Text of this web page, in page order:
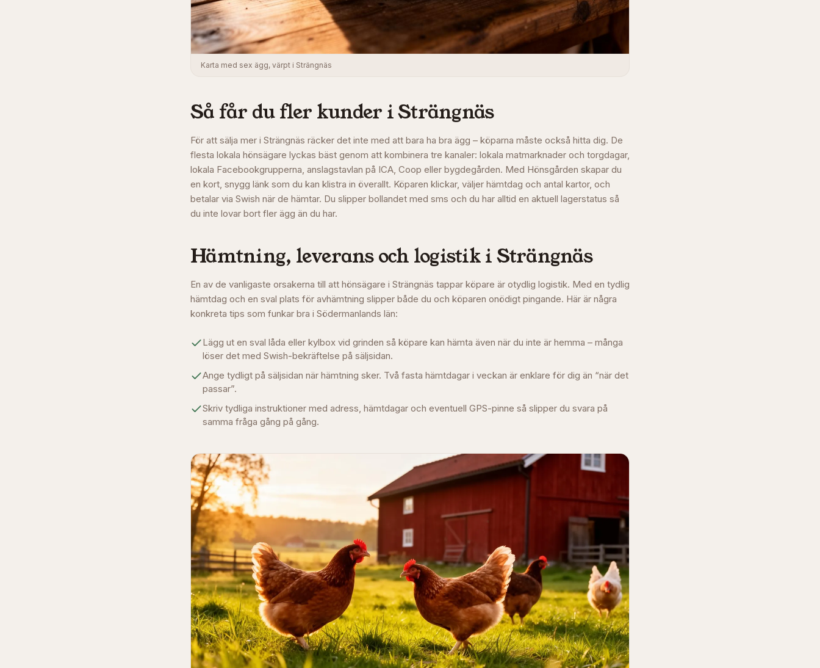
Karta med sex ägg, värpt i Strängnäs
Så får du fler kunder iSträngnäs
För att sälja mer i Strängnäs räcker det inte med att bara ha bra ägg – köparna måste också hitta dig. De
flesta lokala hönsägare lyckas bäst genom att kombinera tre kanaler: lokala matmarknader och torgdagar,
lokala Facebookgrupperna, anslagstavlan på ICA, Coop eller bygdegården. Med Hönsgården skapar du
en kort, snygg länk som du kan klistra in överallt. Köparen klickar, väljer hämtdag och antal kartor, och
betalar via Swish när de hämtar. Du slipper bollandet med sms och du har alltid en aktuell lagerstatus så
du inte lovar bort fler ägg än du har.
Hämtning, leverans och logistik iSträngnäs
En av de vanligaste orsakerna till att hönsägare i Strängnäs tappar köpare är otydlig logistik. Med en tydlig
hämtdag och en sval plats för avhämtning slipper både du och köparen onödigt pingande. Här är några
konkreta tips som funkar bra i Södermanlands län:
Lägg ut en sval låda eller kylbox vid grinden så köpare kan hämta även när du inte är hemma – många
löser det med Swish-bekräftelse på säljsidan.
Ange tydligt på säljsidan när hämtning sker. Två fasta hämtdagar i veckan är enklare för dig än “när det
passar”.
Skriv tydliga instruktioner med adress, hämtdagar och eventuell GPS-pinne så slipper du svara på
samma fråga gång på gång.